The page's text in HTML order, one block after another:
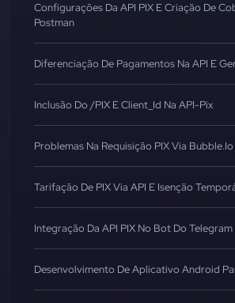
Configurações Da API PIX E Criação De
Postman
Diferenciação De Pagamentos Na API E
Inclusão Do /PIX E Client_Id Na API-Pix
Problemas Na Requisição PIX Via
Tarifação De PIX Via API E Isenção
Integração Da API PIX No Bot Do Telegram
Desenvolvimento De Aplicativo Android